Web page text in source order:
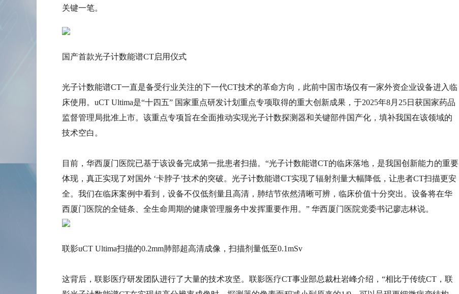
关键一笔。
国产首款光子计数能谱CT启用仪式
光子计数能谱CT一直是备受行业关注的下一代CT技术的革命方向，此前中国市场仅有一家外资企业设备进入临
床使用。uCT Ultima是“十四五” 国家重点研发计划重点专项取得的重大创新成果，于2025年8月25日获国家药品
监督管理局批准上市。该重点专项旨在全面推动实现光子计数探测器和关键部件国产化，填补我国在该领域的
技术空白。
目前，华西厦门医院已基于该设备完成第一批患者扫描。“光子计数能谱CT的临床落地，是我国创新能力的重要
体现，真正实现了对国外 ‘卡脖子’技术的突破。光子计数能谱CT实现了辐射剂量大幅降低，让患者CT扫描更安
全。我们在临床案例中看到，设备不仅低剂量且高清，肺结节依然清晰可辨，临床价值十分突出。设备将在华
西厦门医院的全链条、全生命周期的健康管理服务中发挥重要作用。” 华西厦门医院党委书记廖志林说。
联影uCT Ultima扫描的0.2mm肺部超高清成像，扫描剂量低至0.1mSv
这背后，联影医疗研发团队进行了大量的技术攻坚。联影医疗CT事业部总裁杜岩峰介绍，“相比于传统CT，联